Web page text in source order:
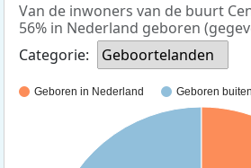
Van de inwoners van de buurt
56% in Nederland geboren
Categorie:
Geboortelanden
Geboren in Nederland Geboren